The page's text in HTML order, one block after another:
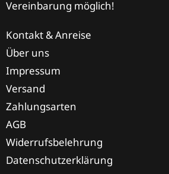
Vereinbarung möglich!
Kontakt & Anreise
Über uns
Impressum
Versand
Zahlungsarten
AGB
Widerrufsbelehrung
Datenschutzerklärung